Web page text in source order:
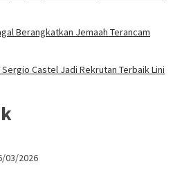
Berangkatkan Jemaah Terancam
Castel Jadi Rekrutan Terbaik Lini
03/2026